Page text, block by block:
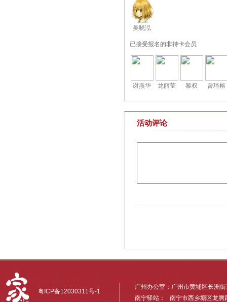
吴晓泓
已接受报名的非持卡会员
谢燕华 龙丽莹 黎权 曾琦榕
活动评论
粤ICP备12030311号-1
广州办公室：广州市黄埔区长洲
南宁驿站： 南宁市西乡塘区龙